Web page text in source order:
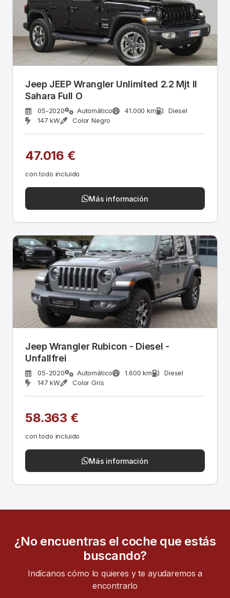
Jeep JEEP Wrangler Unlimited 2.2 Mjt II
Sahara Full O
05-2020 Automático 41.000 km
Diesel
147 kW
Color Negro
47.016 €
con todo incluido
Más información
Jeep Wrangler Rubicon - Diesel -
Unfallfrei
05-2020 Automático 1.600 km
Diesel
147 kW
Color Gris
58.363 €
con todo incluido
Más información
¿No encuentras el coche que estás
buscando?
Indícanos cómo lo quieres y te ayudaremos a
encontrarlo